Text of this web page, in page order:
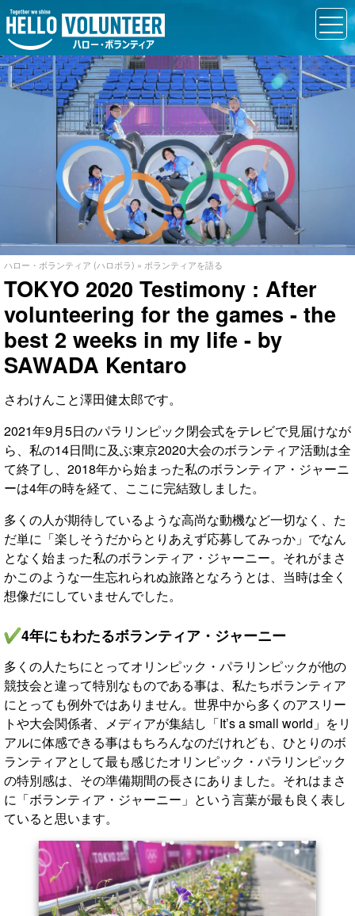
ハロー・ボランティア (ハロボラ) » ボランティアを語る
TOKYO 2020 Testimony : After
volunteering for the games - the
best 2 weeks in my life - by
SAWADA Kentaro
さわけんこと澤田健太郎です。
2021年9月5日のパラリンピック閉会式をテレビで見届けなが
ら、私の14日間に及ぶ東京2020大会のボランティア活動は全
て終了し、2018年から始まった私のボランティア・ジャーニ
ーは4年の時を経て、ここに完結致しました。
多くの人が期待しているような高尚な動機など一切なく、た
だ単に「楽しそうだからとりあえず応募してみっか」でなん
となく始まった私のボランティア・ジャーニー。それがまさ
かこのような一生忘れられぬ旅路となろうとは、当時は全く
想像だにしていませんでした。
4年にもわたるボランティア・ジャーニー
多くの人たちにとってオリンピック・パラリンピックが他の
競技会と違って特別なものである事は、私たちボランティア
にとっても例外ではありません。世界中から多くのアスリー
トや大会関係者、メディアが集結し「It’s a small world」をリ
アルに体感できる事はもちろんなのだけれども、ひとりのボ
ランティアとして最も感じたオリンピック・パラリンピック
の特別感は、その準備期間の長さにありました。それはまさ
に「ボランティア・ジャーニー」という言葉が最も良く表し
ていると思います。